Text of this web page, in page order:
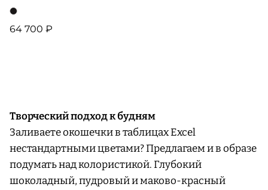
64 700 ₽
Творческий подход к будням
Заливаете окошечки в таблицах Excel
нестандартными цветами? Предлагаем и в образе
подумать над колористикой. Глубокий
шоколадный, пудровый и маково-красный